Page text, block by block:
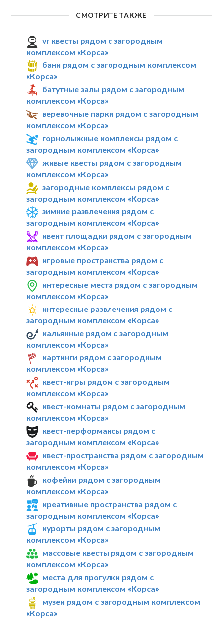
СМОТРИТЕ ТАКЖЕ
vr квесты рядом с загородным
комплексом «Корса»
бани рядом с загородным комплексом
«Корса»
батутные залы рядом с загородным
комплексом «Корса»
веревочные парки рядом с загородным
комплексом «Корса»
горнолыжные комплексы рядом с
загородным комплексом «Корса»
живые квесты рядом с загородным
комплексом «Корса»
загородные комплексы рядом с
загородным комплексом «Корса»
зимние развлечения рядом с
загородным комплексом «Корса»
ивент площадки рядом с загородным
комплексом «Корса»
игровые пространства рядом с
загородным комплексом «Корса»
интересные места рядом с загородным
комплексом «Корса»
интересные развлечения рядом с
загородным комплексом «Корса»
кальянные рядом с загородным
комплексом «Корса»
картинги рядом с загородным
комплексом «Корса»
квест-игры рядом с загородным
комплексом «Корса»
квест-комнаты рядом с загородным
комплексом «Корса»
квест-перформансы рядом с
загородным комплексом «Корса»
квест-пространства рядом с загородным
комплексом «Корса»
кофейни рядом с загородным
комплексом «Корса»
креативные пространства рядом с
загородным комплексом «Корса»
курорты рядом с загородным
комплексом «Корса»
массовые квесты рядом с загородным
комплексом «Корса»
места для прогулки рядом с
загородным комплексом «Корса»
музеи рядом с загородным комплексом
«Корса»